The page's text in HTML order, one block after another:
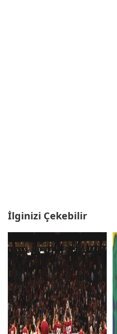
İlginizi Çekebilir